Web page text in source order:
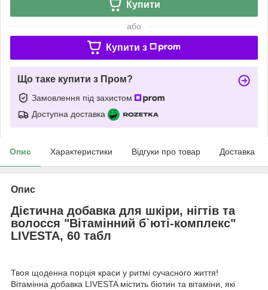
Купити
або
Купити з
Що таке купити з Пром?
Замовлення під захистом
Доступна доставка
Опис Характеристики Відгуки про товар Доставка
Опис
Дієтична добавка для шкіри, нігтів та
волосся "Вітамінний б`юті-комплекс"
LIVESTA, 60 табл
Твоя щоденна порція краси у ритмі сучасного життя!
Вітамінна добавка LIVESTA містить біотин та вітаміни, які